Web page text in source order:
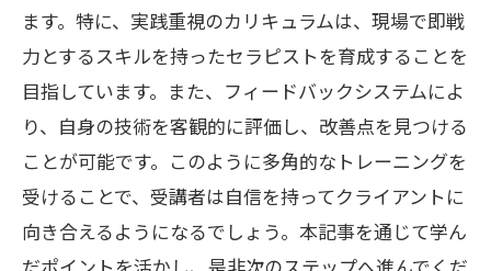
ます。特に、実践重視のカリキュラムは、現場で即戦
力とするスキルを持ったセラピストを育成することを
目指しています。また、フィードバックシステムによ
り、自身の技術を客観的に評価し、改善点を見つける
ことが可能です。このように多角的なトレーニングを
受けることで、受講者は自信を持ってクライアントに
向き合えるようになるでしょう。本記事を通じて学ん